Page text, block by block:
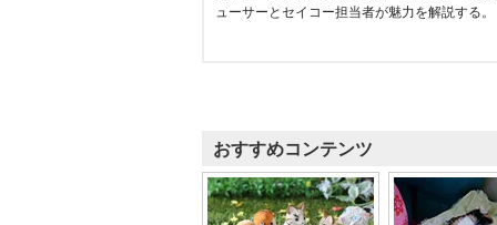
ューサーとセイコー担当者が魅力を解説する。
おすすめコンテンツ